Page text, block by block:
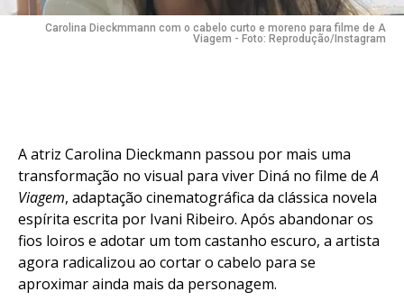
Carolina Dieckmmann com o cabelo curto e moreno para filme de A
Viagem - Foto: Reprodução/Instagram
A atriz Carolina Dieckmann passou por mais uma
transformação no visual para viver Diná no filme deA
Viagem, adaptação cinematográfica da clássica novela
espírita escrita por Ivani Ribeiro. Após abandonar os
fios loiros e adotar um tom castanho escuro, a artista
agora radicalizou ao cortar o cabelo para se
aproximar ainda mais da personagem.